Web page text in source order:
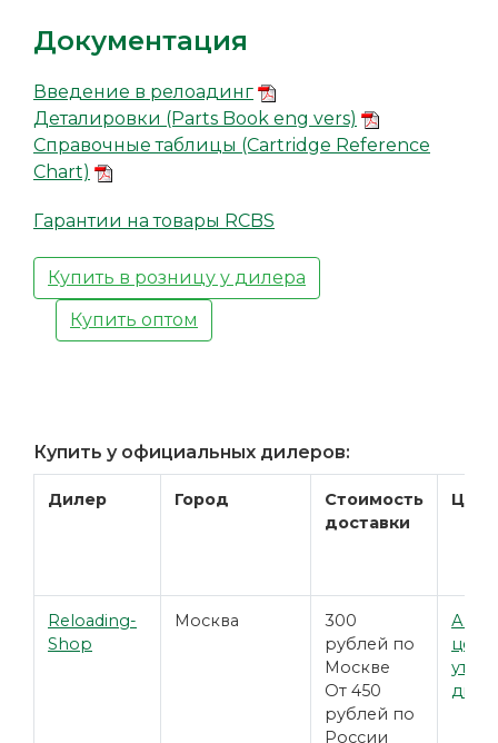
Документация
Введение в релоадинг
Деталировки (Parts Book eng vers)
Справочные таблицы (Cartridge Reference
Chart)
Гарантии на товары RCBS
Купить в розницу у дилера
Купить оптом
Купить у официальных дилеров:
Дилер Город
Стоимость
доставки
Reloading-
Shop
Москва
300
рублей по
Москве
От 450
рублей по
России
цены